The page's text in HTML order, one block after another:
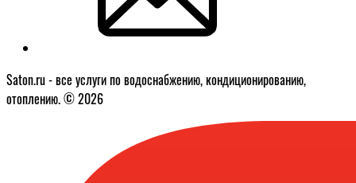
Saton.ru - все услуги по водоснабжению, кондиционированию,
отоплению. © 2026